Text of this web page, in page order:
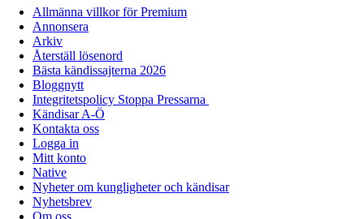
Allmänna villkor för Premium
Annonsera
Arkiv
Återställ lösenord
Bästa kändissajterna 2026
Bloggnytt
Integritetspolicy Stoppa Pressarna
Kändisar A-Ö
Kontakta oss
Logga in
Mitt konto
Native
Nyheter om kungligheter och kändisar
Nyhetsbrev
Om oss